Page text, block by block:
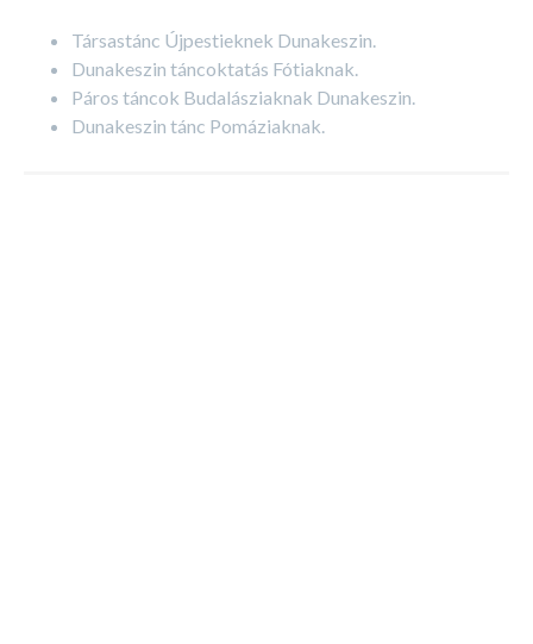
Társastánc Újpestieknek Dunakeszin.
Dunakeszin táncoktatás Fótiaknak.
Páros táncok Budalásziaknak Dunakeszin.
Dunakeszin tánc Pomáziaknak.